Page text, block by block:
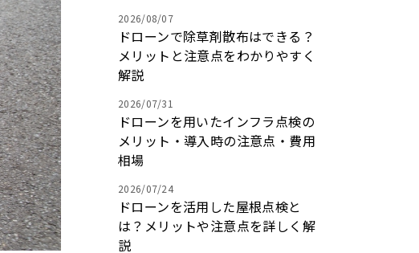
2026/08/07
ドローンで除草剤散布はできる？
メリットと注意点をわかりやすく
解説
2026/07/31
ドローンを用いたインフラ点検の
メリット・導入時の注意点・費用
相場
2026/07/24
ドローンを活用した屋根点検と
は？メリットや注意点を詳しく解
説